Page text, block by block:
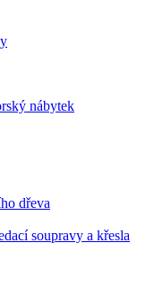
nábytek
dřeva
soupravy a křesla